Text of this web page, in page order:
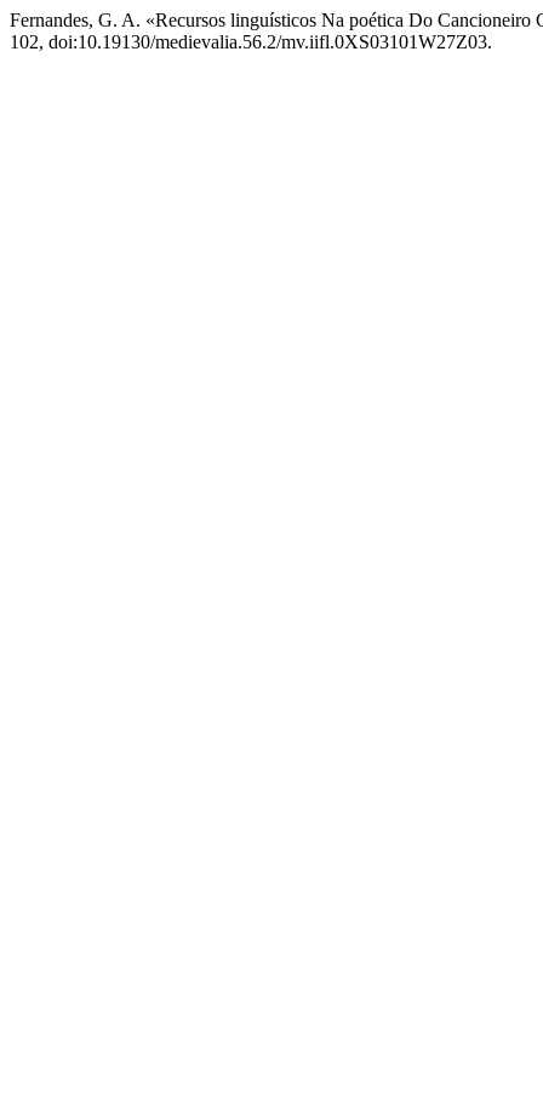
Fernandes, G. A. «Recursos linguísticos Na poética Do Cancioneiro
102, doi:10.19130/medievalia.56.2/mv.iifl.0XS03101W27Z03.